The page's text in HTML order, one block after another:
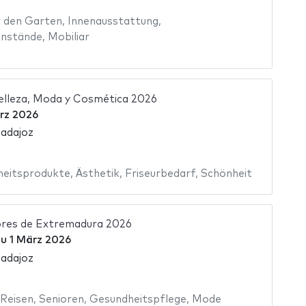
Garten, Innenausstattung,
, Mobiliar
Moda y Cosmética 2026
2026
, Ästhetik, Friseurbedarf, Schönheit
de Extremadura 2026
1 März 2026
Reisen, Senioren, Gesundheitspflege, Mode